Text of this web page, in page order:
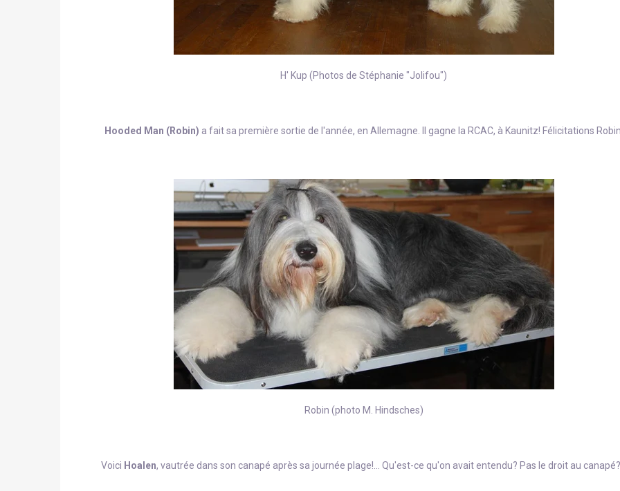
H' Kup (Photos de Stéphanie "Jolifou")
Hooded Man (Robin) a fait sa première sortie de l'année, en Allemagne. Il gagne la RCAC, à Kaunitz! Félicitations
Robin (photo M. Hindsches)
Voici Hoalen, vautrée dans son canapé après sa journée plage!... Qu'est-ce qu'on avait entendu? Pas le droit au